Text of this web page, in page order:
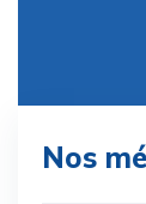
Nos